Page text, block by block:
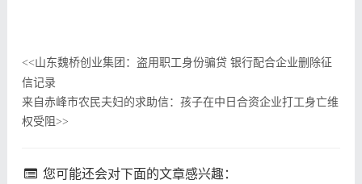
<<山东魏桥创业集团：盗用职工身份骗贷 银行配合企业删除征
信记录
来自赤峰市农民夫妇的求助信：孩子在中日合资企业打工身亡维
权受阻>>
您可能还会对下面的文章感兴趣：